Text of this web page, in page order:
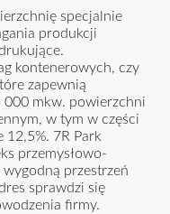
specjalnie
produkcji
kontenerowych, czy
zapewnią
000 mkw. powierzchni
w tym w części
7R Park
przemysłowo-
przestrzeń
sprawdzi się
firmy.